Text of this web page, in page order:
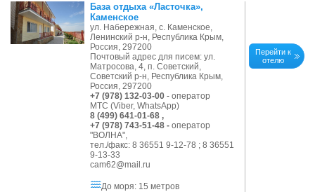
База отдыха «Ласточка»,
Каменское
ул. Набережная, с. Каменское,
Ленинский р-н, Республика Крым,
Россия, 297200
Почтовый адрес для писем: ул.
Матросова, 4, п. Советский,
Советский р-н, Республика Крым,
Россия, 297200
+7 (978) 132-03-00- оператор
МТС (Viber, WhatsApp)
8 (499) 641-01-68 ,
+7 (978) 743-51-48 - оператор
"ВОЛНА",
тел./факс: 8 36551 9-12-78 ; 8 36551
9-13-33
cam62@mail.ru
До моря: 15 метров
Перейти к
отелю